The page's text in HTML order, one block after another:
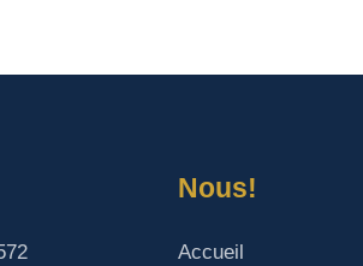
Nous!
Accueil